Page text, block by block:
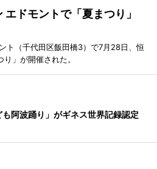
エドモントで「夏まつり」
ト（千代田区飯田橋3）で7月28日、恒
」が開催された。
阿波踊り」がギネス世界記録認定